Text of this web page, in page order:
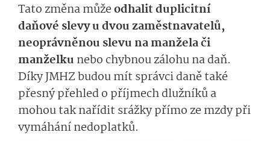
Tato změna můžeodhalit duplicitní
daňové slevy u dvou zaměstnavatelů,
neoprávněnou slevu na manžela či
manželku nebo chybnou zálohu na daň.
Díky JMHZ budou mít správci daně také
přesný přehled o příjmech dlužníků a
mohou tak nařídit srážky přímo ze mzdy při
vymáhání nedoplatků.